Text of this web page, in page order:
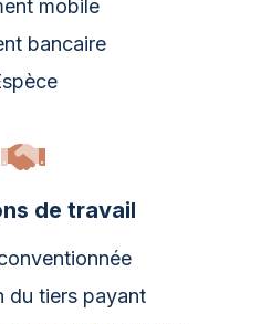
mobile
bancaire
de travail
du tiers payant